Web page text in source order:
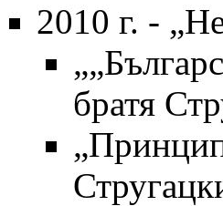
2010 г. - „
„
братя
„